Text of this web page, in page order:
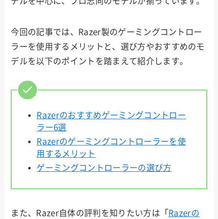
今回の記事では、Razer製のゲーミングコントロー
ラーを使用するメリットと、選び方やおすすめのモ
デルを以下のポイントを踏まえて紹介します。
Razerのおすすめゲーミングコントロー
ラー6選
Razerのゲーミングコントローラーを使
用するメリット
ゲーミングコントローラーの選び方
また、Razer自体の評判を知りたい方は「 Razerの